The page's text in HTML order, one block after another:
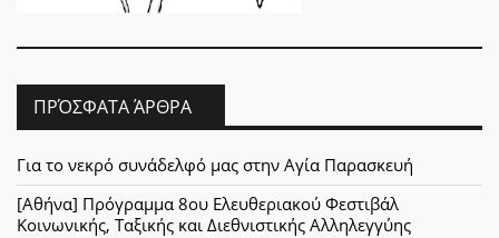
ΠΡΌΣΦΑΤΑ ΆΡΘΡΑ
Για το νεκρό συνάδελφό μας στην Αγία Παρασκευή
[Αθήνα] Πρόγραμμα 8ου Ελευθεριακού Φεστιβάλ
Κοινωνικής, Ταξικής και Διεθνιστικής Αλληλεγγύης